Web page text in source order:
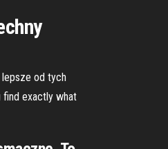
lepsze od tych
find exactly what